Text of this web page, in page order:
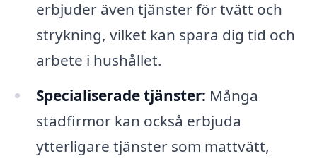
erbjuder även tjänster för tvätt och
strykning, vilket kan spara dig tid och
arbete i hushållet.
Specialiserade tjänster: Många
städfirmor kan också erbjuda
ytterligare tjänster som mattvätt,